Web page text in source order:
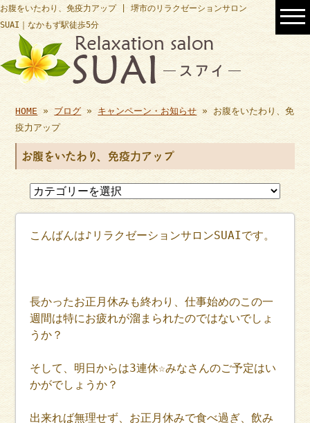
お腹をいたわり、免疫力アップ | 堺市のリラクゼーションサロン
SUAI｜なかもず駅徒歩5分
HOME » ブログ » キャンペーン・お知らせ » お腹をいたわり、免
疫力アップ
お腹をいたわり、免疫力アップ
こんばんは♪リラクゼーションサロンSUAIです。
長かったお正月休みも終わり、仕事始めのこの一
週間は特にお疲れが溜まられたのではないでしょ
うか？
そして、明日からは3連休☆みなさんのご予定はい
かがでしょうか？
出来れば無理せず、お正月休みで食べ過ぎ、飲み